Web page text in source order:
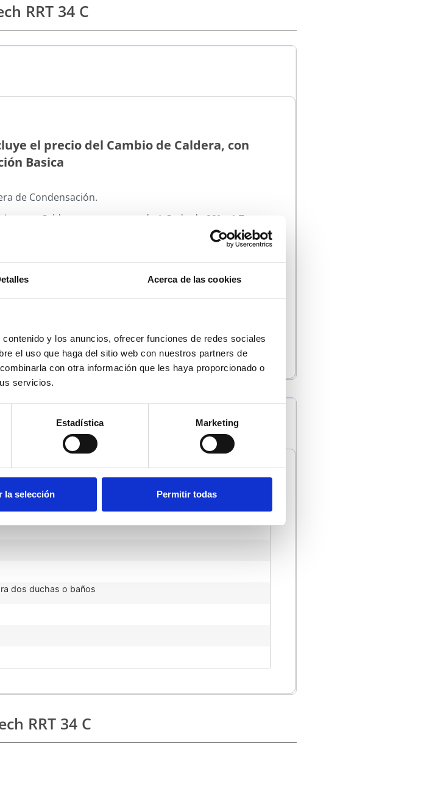
Acerca de las cookies
y los anuncios, ofrecer funciones de redes sociales
el uso que haga del sitio web con nuestros partners de
con otra información que les haya proporcionado o
servicios.
Estadística Marketing
la selección Permitir todas
RRT 34 C
el precio del Cambio de Caldera, con
Basica
de Condensación.
Caldera, que comprende 1 Codo de 90º + 1 Tramo
de llaves y/o Accesorios de conexión a la Caldera.
de condensados, que comprende un Tramo de tubo
dos duchas o baños
RRT 34 C